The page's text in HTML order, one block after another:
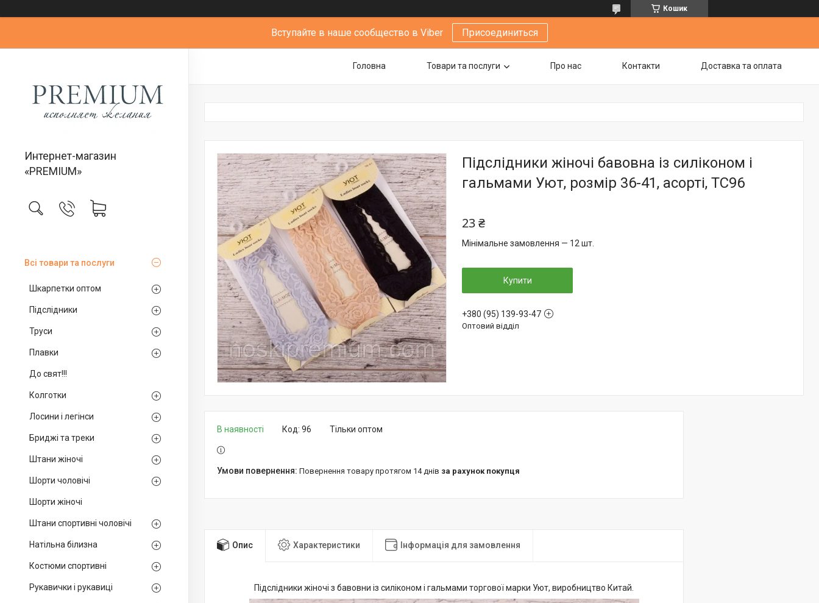
Кошик
Вступайте в наше сообщество в Viber Присоединиться
Интернет-магазин
«PREMIUM»
Всі товари та послуги
Шкарпетки оптом
Підслідники
Труси
Плавки
До свят!!!
Колготки
Лосини і легінси
Бриджі та треки
Штани жіночі
Шорти чоловічі
Шорти жіночі
Штани спортивні чоловічі
Натільна білизна
Костюми спортивні
Рукавички і рукавиці
Головна Товари та послуги Про нас Контакти Доставка та оплата
Підслідники жіночі бавовна із силіконом і
гальмами Уют, розмір 36-41, асорті, TC96
23 ₴
Мінімальне замовлення — 12 шт.
Купити
+380 (95) 139-93-47
Оптовий відділ
В наявності Тільки оптом
Код: 96
повернення товару протягом 14 днів за рахунок покупця
Опис Характеристики Інформація для замовлення
Підслідники жіночі з бавовни із силіконом і гальмами торгової марки Уют, виробництво Китай.